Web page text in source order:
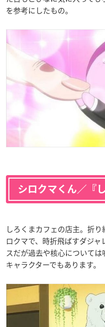
を参考にしたもの。
シロクマくん／『
しろくまカフェの店主。折
ロクマで、時折飛ばすダジ
スだが過去や核心について
キャラクターでもあります。